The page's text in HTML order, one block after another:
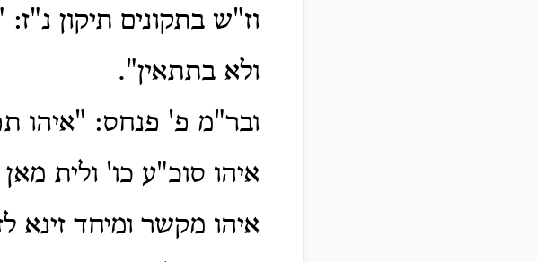
וז"ש בתקונים תיקון
ולא בתתאין".
ובר"מ פ' פנחס: "איהו
איהו סוכ"ע כו' ולית
איהו מקשר ומיחד זינא